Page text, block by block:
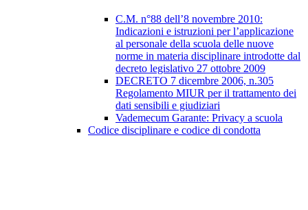
C.M. n°88 dell’8 novembre 2010:
Indicazioni e istruzioni per l’applicazione
al personale della scuola delle nuove
norme in materia disciplinare introdotte dal
decreto legislativo 27 ottobre 2009
DECRETO 7 dicembre 2006, n.305
Regolamento MIUR per il trattamento dei
dati sensibili e giudiziari
Vademecum Garante: Privacy a scuola
Codice disciplinare e codice di condotta